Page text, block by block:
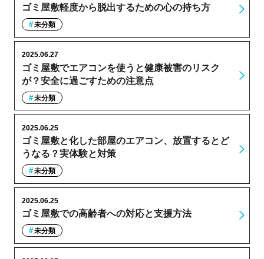
ゴミ屋敷軽度から脱出するための心の持ち方
未分類
ゴミ屋敷でエアコンを使うと健康被害のリスク
が？安全に過ごすための注意点
2025.06.27
未分類
ゴミ屋敷と化した部屋のエアコン、放置するとど
うなる？実体験と対策
2025.06.25
未分類
ゴミ屋敷での高齢者への対応と支援方法
2025.06.25
未分類